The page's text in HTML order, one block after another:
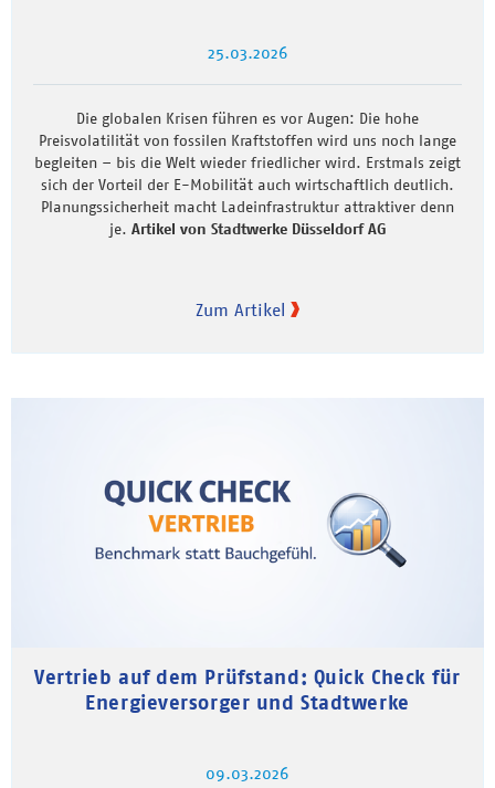
25.03.2026
Die globalen Krisen führen es vor Augen: Die hohe
Preisvolatilität von fossilen Kraftstoffen wird uns noch lange
begleiten – bis die Welt wieder friedlicher wird. Erstmals zeigt
sich der Vorteil der E-Mobilität auch wirtschaftlich deutlich.
Planungssicherheit macht Ladeinfrastruktur attraktiver denn
je. Artikel von Stadtwerke Düsseldorf AG
Zum Artikel
Vertrieb auf dem Prüfstand: Quick Check für
Energieversorger und Stadtwerke
09.03.2026